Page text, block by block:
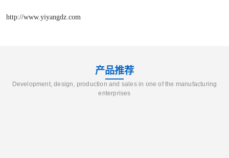
http://www.yiyangdz.com
产品推荐
Development, design, production and sales in one of the manufacturing
enterprises